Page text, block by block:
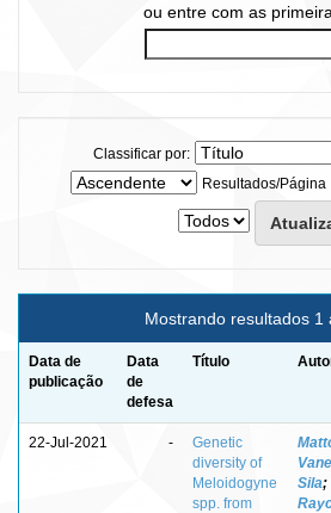
ou entre com as
Classificar por:
Resultados/Página
Mostrando resultados 1
Data de
publicação
Data
de
defesa
Título
22-Jul-2021 -
Genetic
diversity of
Meloidogyne
spp. from
Sila;